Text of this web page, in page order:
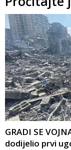
GRADI SE
dodijelio prvi